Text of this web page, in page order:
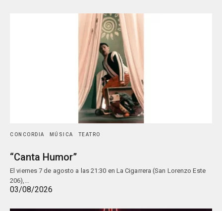
CONCORDIA MÚSICA TEATRO
“Canta Humor”
El viernes 7 de agosto a las 21:30 en La Cigarrera (San Lorenzo Este
206),…
03/08/2026